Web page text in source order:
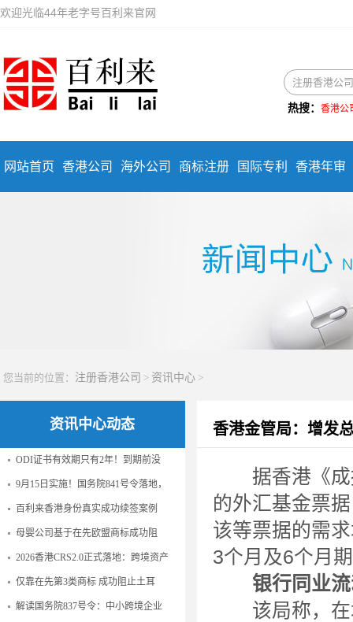
欢迎光临44年老字号百利来官网
热搜： 香港公
网站首页 香港公司 海外公司 商标注册 国际专利 香港年审
您当前的位置： 注册香港公司 > 资讯中心 >
资讯中心动态
ODI证书有效期只有2年！到期前没
9月15日实施！国务院841号令落地，
百利来香港身份真实成功续签案例
母婴公司基于在先欧盟商标成功阻
2026香港CRS2.0正式落地：跨境资产
仅靠在先第3类商标 成功阻止土耳
解读国务院837号令：中小跨境企业
香港金管局：增发
据香港《成
的外汇基金票
该等票据的需
3个月及6个月
银行同业
该局称，在